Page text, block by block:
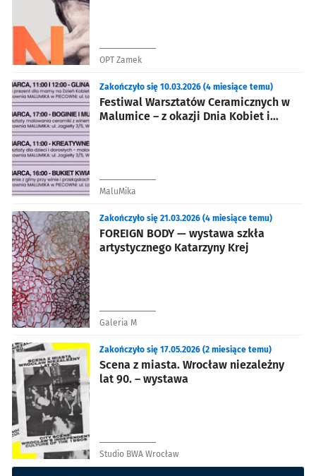
OPT Zamek
Festiwal Warsztatów Ceramicznych w
Malumice – z okazji Dnia Kobiet i
Zakończyło się 10.03.2026 (4 miesiące temu)
MaluMika
FOREIGN BODY — wystawa szkła
artystycznego Katarzyny Krej
Zakończyło się 21.03.2026 (4 miesiące temu)
Galeria M
Scena z miasta. Wrocław niezależny
lat 90. – wystawa
Zakończyło się 17.05.2026 (2 miesiące temu)
Studio BWA Wrocław